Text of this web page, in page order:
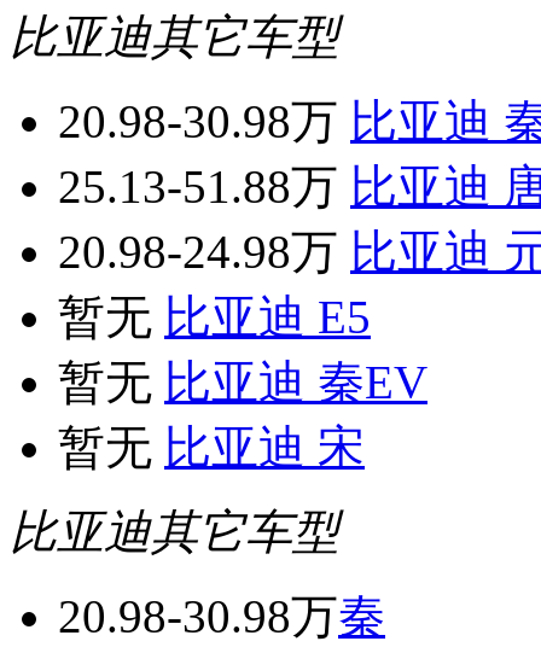
比亚迪其它车型
20.98-30.98万 比亚迪
25.13-51.88万 比亚迪
20.98-24.98万 比亚迪
暂无 比亚迪 E5
暂无 比亚迪 秦EV
暂无 比亚迪 宋
比亚迪其它车型
20.98-30.98万秦